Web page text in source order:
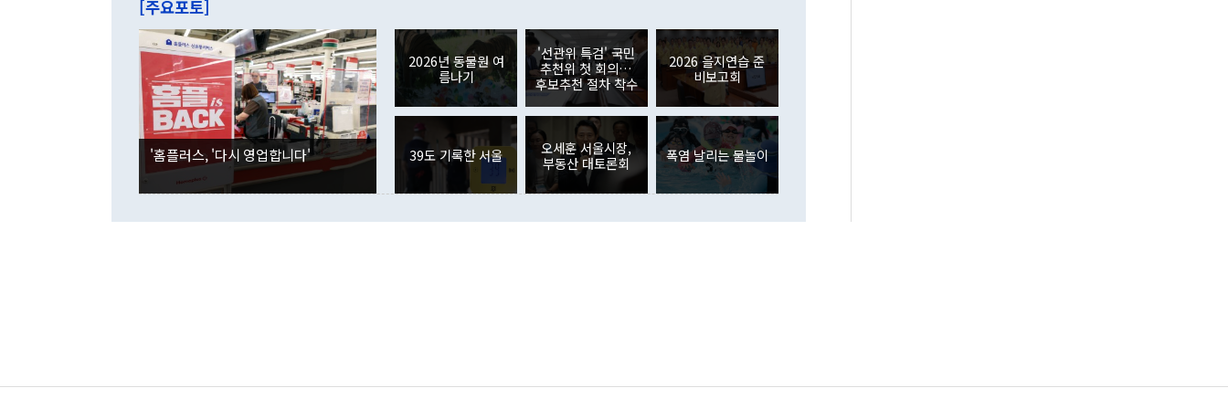
이 9월 러시아 블라디보스토크에서 열리는 '동방경제포럼(EEF)'을 언급하
며 "정부 차원에서 (참석을) 검토하고 있다"고 발언한 데 대해서도 조 장관
은 "그것은 외교부의 몫"이라며 "아직 거기까지 진도가 나가지 않았다"고
잘랐다. 정 장관이 이날 소개한 대북 구상과 설명은 정부 내 조율을 거치지
않았다는 점에서 문제가 있다. 특히 주적 표현 대체와 국호 사용, 9·19 군
사합의 복원, 4자회담 추진 등은 통일부 장관이 결정할 사안이 아니어서 월
권이라는 지적이 나오고 있다. 이 대통령은 정 장관의 업무보고를 듣고 난
뒤 "여기 업무보고에 발표했다고 승인난 건 아니다"라고 재차 확인했다. 정
부의 한 소식통은 "정 장관의 발언 내용은 대부분 국가안전보장회의(NSC)
를 거쳐 결정된 사안이 아닌 정 장관의 개인적 생각에 가깝다"며 "안보 관
련 부처 장관이 정부의 공식 정책이 아닌 사안을 추진하겠다고 업무보고를
하고 대통령의 면전에서 '국군통수권자가 나서야 한다'고 주장한 것은 심각
이나 미국은 북한에 선비핵화를 공식적으로 요구한 적이 없기 때문이다. 지
였던 올해 3월(369억9000만달러)을 넘어선 것이다. 직접투자에서는 내국
인의 해외투자가 80억1000만달러, 외국인의 국내투자가 46억3000만달러
각각 증가했다. 증권투자에서는 외국인의 국내 주식 매도세가 이어졌다. 외
국인의 국내 주식 투자는 차익실현 매도 등의 영향으로 316억1000만달러
감소하며 전월(-310억5000만달러)에 이어 역대 최대 순매도 기록을 다시
경신했다. 외국인의 국내 채권투자는 세계국채지수(WGBI) 자금 유입에도
분기 말 만기도래 영향으로 증가 폭이 줄어든 52억9000만달러를 기록했
다. 내국인의 해외 증권투자는 주식을 중심으로 35억6000만달러 증가했
다. eoyn2@newspim.com
[주요포토]
'홈플러스, '다시 영업합니다'
2026년 동물원 여
름나기
'선관위 특검' 국민
추천위 첫 회의…
후보추천 절차 착수
2026 을지연습 준
비보고회
39도 기록한 서울
오세훈 서울시장,
부동산 대토론회
폭염 날리는 물놀이